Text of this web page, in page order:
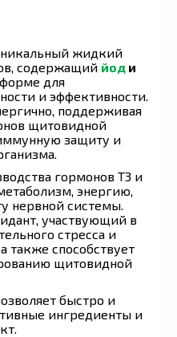
жидкий
содержащий йод и
для
и эффективности.
поддерживая
щитовидной
защиту и
гормонов T3 и
энергию,
нервной системы.
участвующий в
стресса и
также способствует
щитовидной
быстро и
ингредиенты и